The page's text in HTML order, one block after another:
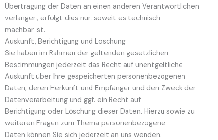
Übertragung der Daten an einen anderen Verantwortlichen
verlangen, erfolgt dies nur, soweit es technisch
machbar ist.
Auskunft, Berichtigung und Löschung
Sie haben im Rahmen der geltenden gesetzlichen
Bestimmungen jederzeit das Recht auf unentgeltliche
Auskunft über Ihre gespeicherten personenbezogenen
Daten, deren Herkunft und Empfänger und den Zweck der
Datenverarbeitung und ggf. ein Recht auf
Berichtigung oder Löschung dieser Daten. Hierzu sowie zu
weiteren Fragen zum Thema personenbezogene
Daten können Sie sich jederzeit an uns wenden.